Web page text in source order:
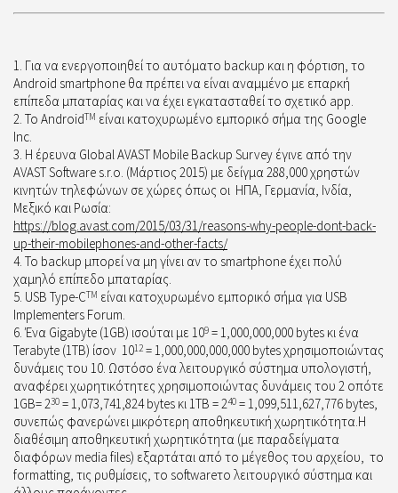
Για να ενεργοποιηθεί το αυτόματο backup και η φόρτιση, το
Android smartphone θα πρέπει να είναι αναμμένο με επαρκή
επίπεδα μπαταρίας και να έχει εγκατασταθεί το σχετικό app.
Το AndroidTM είναι κατοχυρωμένο εμπορικό σήμα της Google
Inc.
Η έρευνα Global AVAST Mobile Backup Survey έγινε από την
AVAST Software s.r.o. (Μάρτιος 2015) με δείγμα 288,000 χρηστών
κινητών τηλεφώνων σε χώρες όπως οι ΗΠΑ, Γερμανία, Ινδία,
Μεξικό και Ρωσία:
https://blog.avast.com/2015/03/31/reasons-why-people-dont-back-
up-their-mobilephones-and-other-facts/
Το backup μπορεί να μη γίνει αν το smartphone έχει πολύ
χαμηλό επίπεδο μπαταρίας.
USB Type-CTM είναι κατοχυρωμένο εμπορικό σήμα για USB
Implementers Forum.
Ένα Gigabyte (1GB) ισούται με 109 = 1,000,000,000 bytes κι ένα
Terabyte (1TB) ίσον 1012 = 1,000,000,000,000 bytes χρησιμοποιώντας
δυνάμεις του 10. Ωστόσο ένα λειτουργικό σύστημα υπολογιστή,
αναφέρει χωρητικότητες χρησιμοποιώντας δυνάμεις του 2 οπότε
1GB= 230 = 1,073,741,824 bytes κι 1TB = 240 = 1,099,511,627,776 bytes,
συνεπώς φανερώνει μικρότερη αποθηκευτική χωρητικότητα.Η
διαθέσιμη αποθηκευτική χωρητικότητα (με παραδείγματα
διαφόρων media files) εξαρτάται από το μέγεθος του αρχείου, το
formatting, τις ρυθμίσεις, το softwareτο λειτουργικό σύστημα και